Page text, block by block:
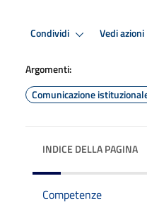
Condividi Vedi azioni
Argomenti:
Comunicazione
INDICE DELLA PAGINA
Competenze